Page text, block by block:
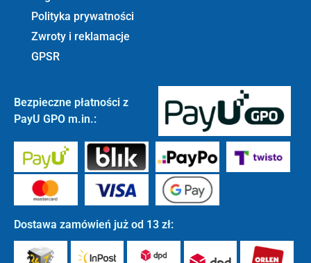
Polityka prywatności
Zwroty i reklamacje
GPSR
Bezpieczne płatności z
PayU GPO m.in.:
Dostawa zamówień już od 13 zł: